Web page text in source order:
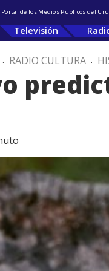
Portal de los Medios Públicos del
Televisión
. RADIO CULTURA .